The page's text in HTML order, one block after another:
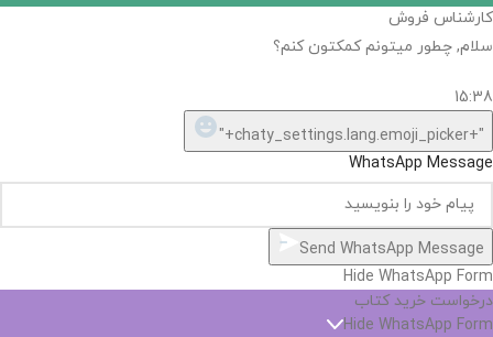
کارشناس فروش
سلام, چطور میتونم کمکتون کنم؟
15:38
"+chaty_settings.lang.emoji_picker+"
WhatsApp Message
Send WhatsApp Message
Hide WhatsApp Form
درخواست خرید کتاب
Hide WhatsApp Form